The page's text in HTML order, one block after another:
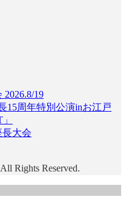
19
15周年特別公演inお江戸
大会
Rights Reserved.